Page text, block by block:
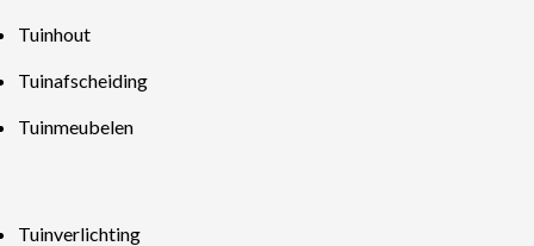
Tuinhout
Tuinafscheiding
Tuinmeubelen
Tuinverlichting